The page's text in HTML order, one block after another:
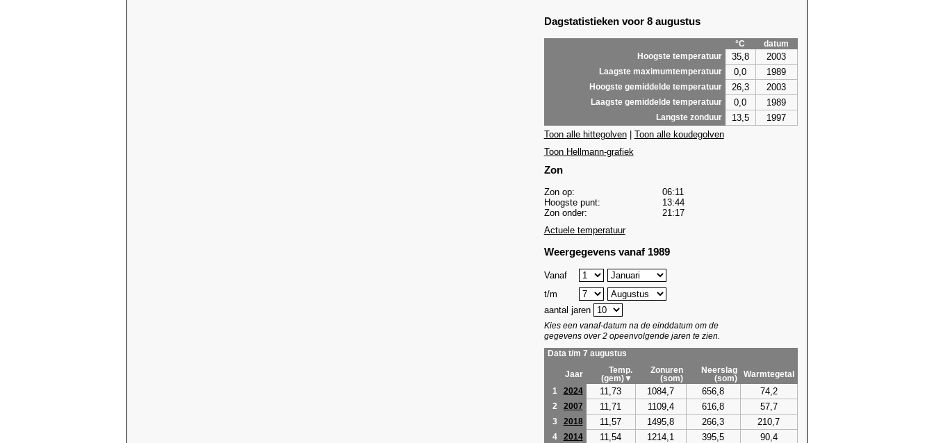
Dagstatistieken voor 8 augustus
°C
datum
Hoogste temperatuur
35,8 2003
Laagste maximumtemperatuur 0,0 1989
Hoogste gemiddelde temperatuur 26,3 2003
Laagste gemiddelde temperatuur 0,0 1989
Langste zonduur 13,5
1997
Toon alle hittegolven| Toon alle koudegolven
Toon Hellmann-grafiek
Zon
Zon op:
06:11
Hoogste punt:
13:44
Zon onder:
21:17
Actuele temperatuur
Weergegevens vanaf 1989
Vanaf
t/m
aantal jaren
Kies een vanaf-datum na de einddatum om de
gegevens over 2 opeenvolgende jaren te zien.
Data t/m 7 augustus
Jaar
Temp.
(gem)▼
Zonuren
(som)
Neerslag
(som)
Warmtegetal
1
2024 11,73 1084,7 656,8 74,2
2 2007 11,71 1109,4 616,8 57,7
3 2018 11,57 1495,8 266,3 210,7
4 2014 11,54 1214,1 395,5 90,4